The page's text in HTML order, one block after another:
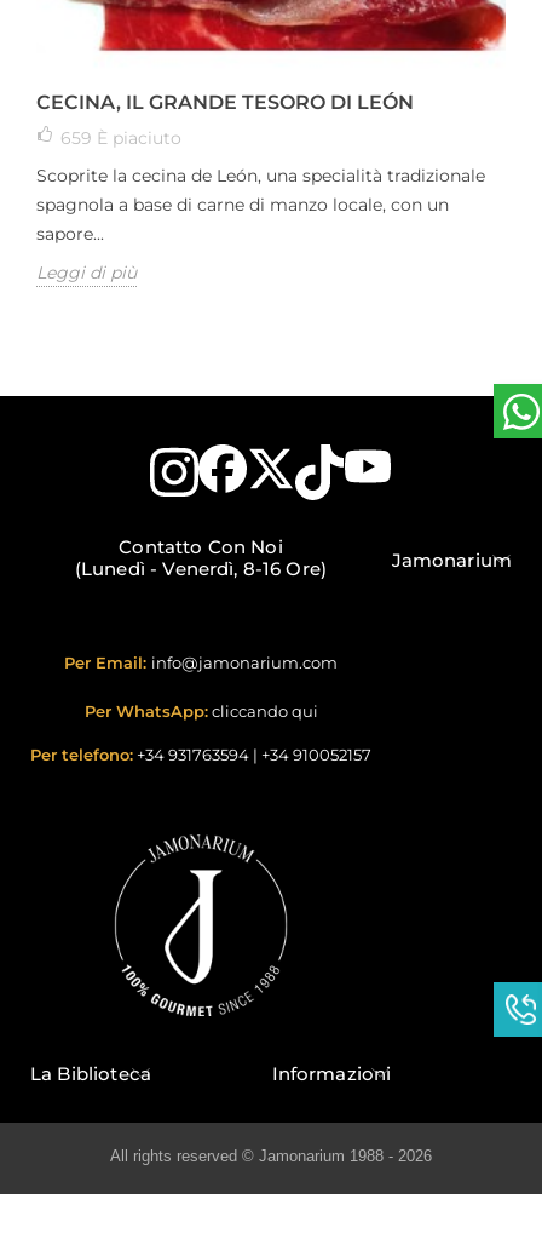
CECINA, IL GRANDE TESORO DI LEÓN
659 È piaciuto
Scoprite la cecina de León, una specialità tradizionale
spagnola a base di carne di manzo locale, con un
sapore...
Leggi di più
Contatto Con Noi
(Lunedì - Venerdì, 8-16 Ore)
Per Email: info@jamonarium.com
Per WhatsApp: cliccando qui
Per telefono: +34 931763594 | +34 910052157
Jamonarium
La Biblioteca Informazioni
All rights reserved © Jamonarium 1988 - 2026